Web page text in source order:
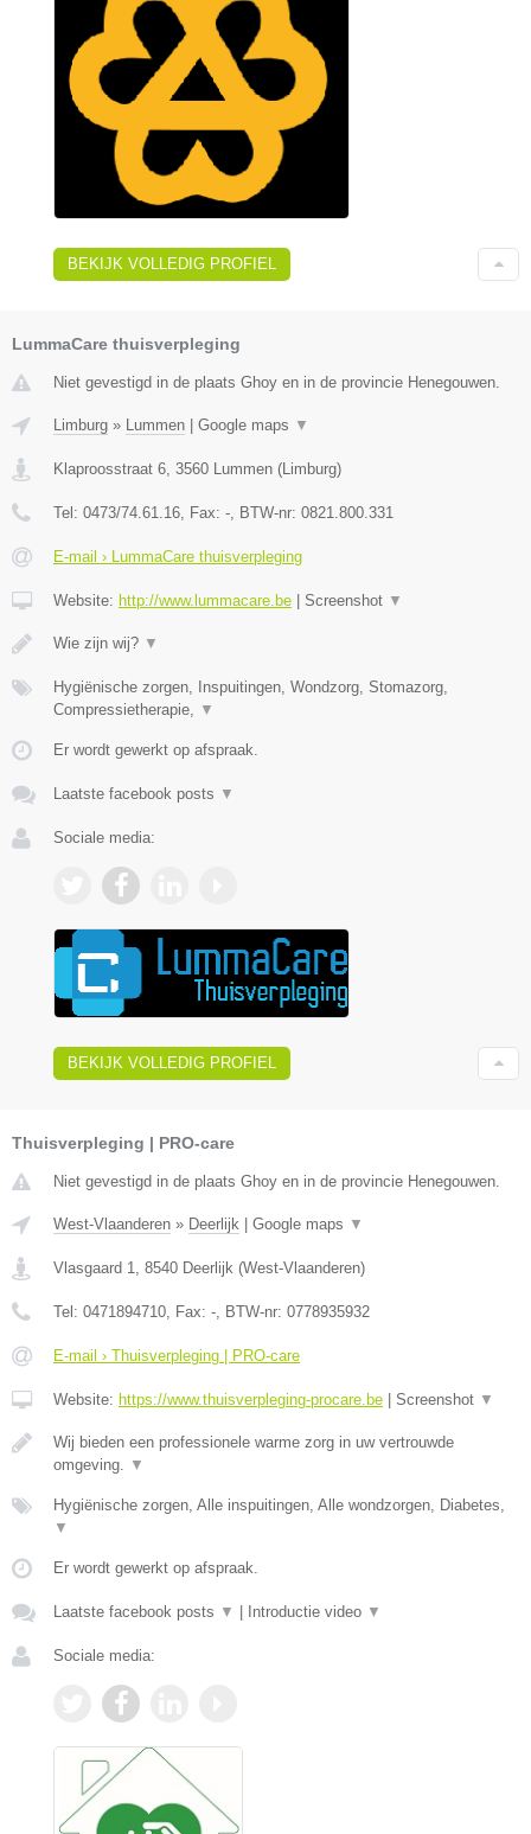
BEKIJK VOLLEDIG PROFIEL
LummaCare thuisverpleging
Niet gevestigd in de plaats Ghoy en in de provincie Henegouwen.
Limburg » Lummen Google maps ▼
Klaproosstraat 6, 3560 Lummen (Limburg)
Tel: 0473/74.61.16, Fax: -, BTW-nr: 0821.800.331
E-mail › LummaCare thuisverpleging
Website: http://www.lummacare.be Screenshot ▼
Wie zijn wij? ▼
Hygiënische zorgen, Inspuitingen, Wondzorg, Stomazorg,
Compressietherapie, ▼
Er wordt gewerkt op afspraak.
Laatste facebook posts ▼
Sociale media:
BEKIJK VOLLEDIG PROFIEL
Thuisverpleging | PRO-care
Niet gevestigd in de plaats Ghoy en in de provincie Henegouwen.
West-Vlaanderen » Deerlijk | Google maps ▼
Vlasgaard 1 8540 Deerlijk (West-Vlaanderen)
Tel: 0471894710 , Fax: - , BTW-nr: 0778935932
E-mail › Thuisverpleging | PRO-care
Website: https://www.thuisverpleging-procare.be | Screenshot ▼
Wij bieden een professionele warme zorg in uw vertrouwde
omgeving.
▼
Hygiënische zorgen, Alle inspuitingen, Alle wondzorgen, Diabetes,
▼
Er wordt gewerkt op afspraak.
Laatste facebook posts ▼ | Introductie video ▼
Sociale media: